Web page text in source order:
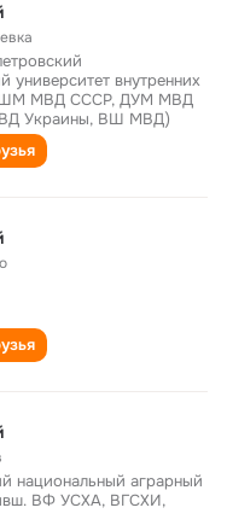
университет внутренних
МВД СССР, ДУМ МВД
Украины, ВШ МВД)
национальный аграрный
ВФ УСХА, ВГСХИ,